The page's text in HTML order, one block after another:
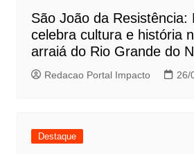
São João da Resistência:
celebra cultura e história
arraiá do Rio Grande do
Redacao Portal Impacto 26/
Destaque